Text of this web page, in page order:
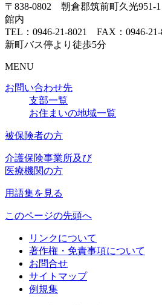
〒838-0802 朝倉郡筑前町久光
館内
TEL：0946-21-8021 FAX：0946-21-
新町バス停より徒歩5分
MENU
お問い合わせ先
支部一覧
お住まいの地域一覧
被保険者の方
介護保険事業所及び
医療機関の方
用語集を見る
このページの先頭へ
リンクについて
著作権・免責事項について
お問合せ
サイトマップ
例規集